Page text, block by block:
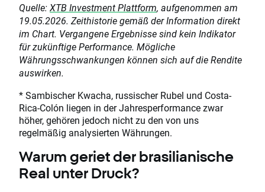
Quelle:XTB Investment Plattform, aufgenommen am
19.05.2026. Zeithistorie gemäß der Information direkt
im Chart. Vergangene Ergebnisse sind kein Indikator
für zukünftige Performance. Mögliche
Währungsschwankungen können sich auf die Rendite
auswirken.
* Sambischer Kwacha, russischer Rubel und Costa-
Rica-Colón liegen in der Jahresperformance zwar
höher, gehören jedoch nicht zu den von uns
regelmäßig analysierten Währungen.
Warum geriet der brasilianische
Real unter Druck?